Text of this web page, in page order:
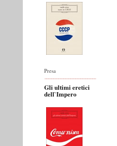
Presa
Gli ultimi eretici
dell`Impero